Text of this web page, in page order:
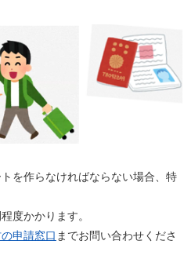
を作らなければならない場合、特
度かかります。
申請窓口 までお問い合わせくださ